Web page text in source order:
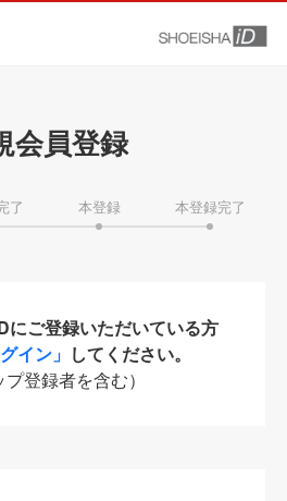
会員登録
了 本登録 本登録完了
にご登録いただいている方
イン」 してください。
登録者を含む）